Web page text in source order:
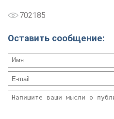
702185
Оставить сообщение: